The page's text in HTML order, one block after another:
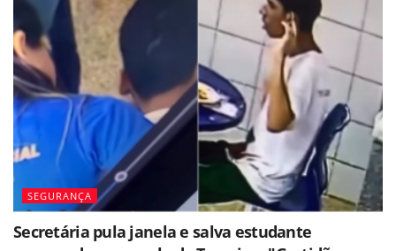
SEGURANÇA
Secretária pula janela e salva estudante